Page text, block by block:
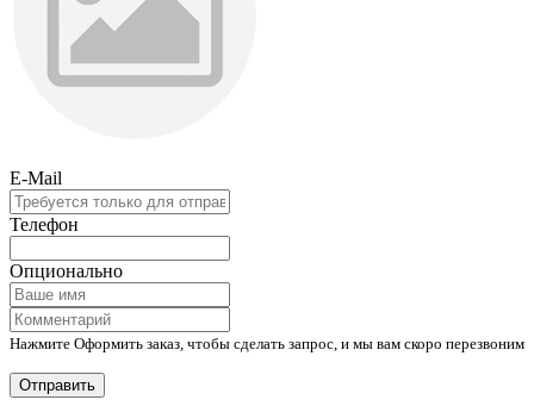
E-Mail
Телефон
Опционально
Нажмите Оформить заказ, чтобы сделать запрос, и мы вам скоро перезвоним
Отправить